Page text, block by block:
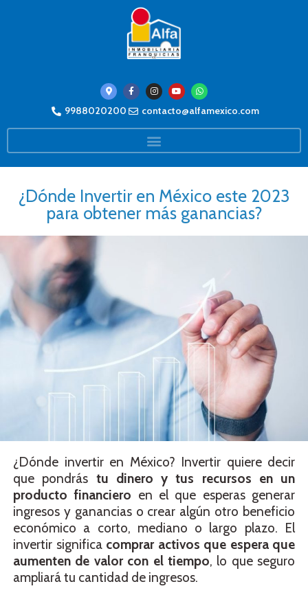
9988020200 contacto@alfamexico.com
¿Dónde Invertir en México este 2023
para obtener más ganancias?
¿Dónde invertir en México? Invertir quiere decir
que pondrás tu dinero y tus recursos en un
producto financiero en el que esperas generar
ingresos y ganancias o crear algún otro beneficio
económico a corto, mediano o largo plazo. El
invertir significa comprar activos que espera que
aumenten de valor con el tiempo, lo que seguro
ampliará tu cantidad de ingresos.